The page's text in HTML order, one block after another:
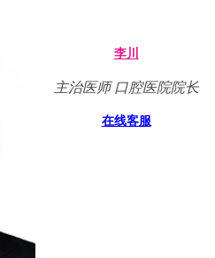
李川
主治医师 口腔医院院长
在线客服